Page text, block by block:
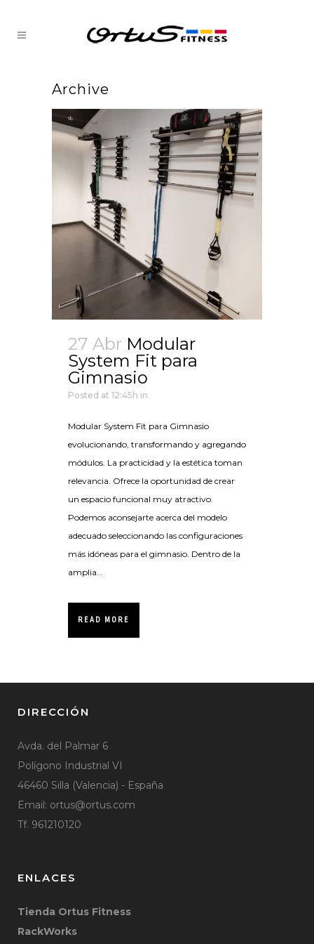
Archive
27 Abr Modular
System Fit para
Gimnasio
Posted at 12:45h in
Modular System Fit para Gimnasio
evolucionando, transformando y agregando
módulos. La practicidad y la estética toman
relevancia. Ofrece la oportunidad de crear
un espacio funcional muy atractivo.
Podemos aconsejarte acerca del modelo
adecuado seleccionando las configuraciones
más idóneas para el gimnasio. Dentro de la
amplia...
READ MORE
DIRECCIÓN
Avda. del Palmar 6
Polígono Industrial VI
46460 Silla (Valencia) - España
Email: ortus@ortus.com
Tf. 961210120
ENLACES
Tienda Ortus Fitness
RackWorks